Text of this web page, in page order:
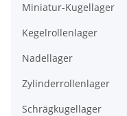
Miniatur-Kugellager
Kegelrollenlager
Nadellager
Zylinderrollenlager
Schrägkugellager